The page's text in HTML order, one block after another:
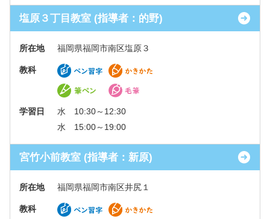
塩原３丁目教室 (指導者：的野)
所在地 福岡県福岡市南区塩原３
教科
学習日
水 10:30～12:30
水 15:00～19:00
宮竹小前教室 (指導者：新原)
所在地 福岡県福岡市南区井尻１
教科